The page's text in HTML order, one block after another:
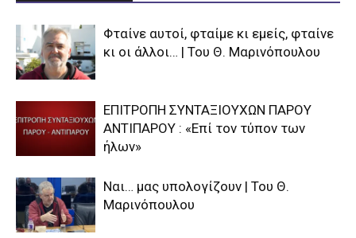
Φταίνε αυτοί, φταίμε κι εμείς, φταίνε
κι οι άλλοι… | Του Θ. Μαρινόπουλου
ΕΠΙΤΡΟΠΗ ΣΥΝΤΑΞΙΟΥΧΩΝ ΠΑΡΟΥ
ΑΝΤΙΠΑΡΟΥ : «Επί τον τύπον των
ήλων»
Ναι… μας υπολογίζουν | Του Θ.
Μαρινόπουλου